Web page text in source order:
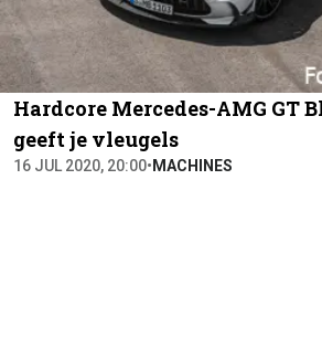
Hardcore Mercedes-AMG GT
geeft je vleugels
16 JUL 2020, 20:00• MACHINES